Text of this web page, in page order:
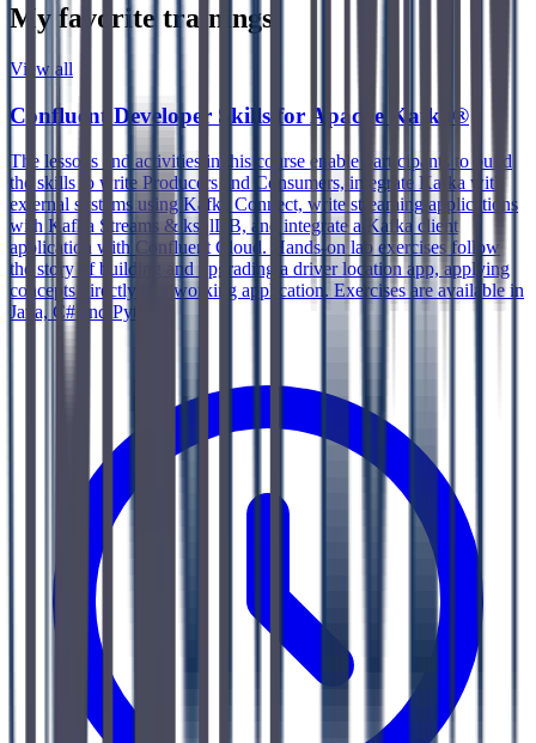
My favorite trainings
View all
Confluent Developer Skills for Apache Kafka®
The lessons and activities in this course enable participants to build
the skills to write Producers and Consumers, integrate Kafka with
external systems using Kafka Connect, write streaming applications
with Kafka Streams & ksqlDB, and integrate a Kafka client
application with Confluent Cloud. Hands-on lab exercises follow
the story of building and upgrading a driver location app, applying
concepts directly to a working application. Exercises are available in
Java, C# and Python.